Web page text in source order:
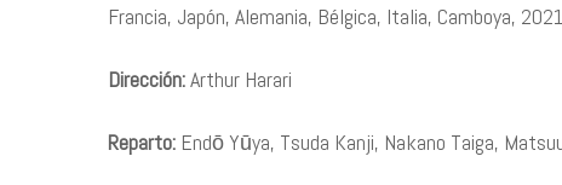
Francia, Japón, Alemania, Bélgica, Italia, Camboya, 2021
Dirección:Arthur Harari
Reparto: Endō Yūya, Tsuda Kanji, Nakano Taiga,